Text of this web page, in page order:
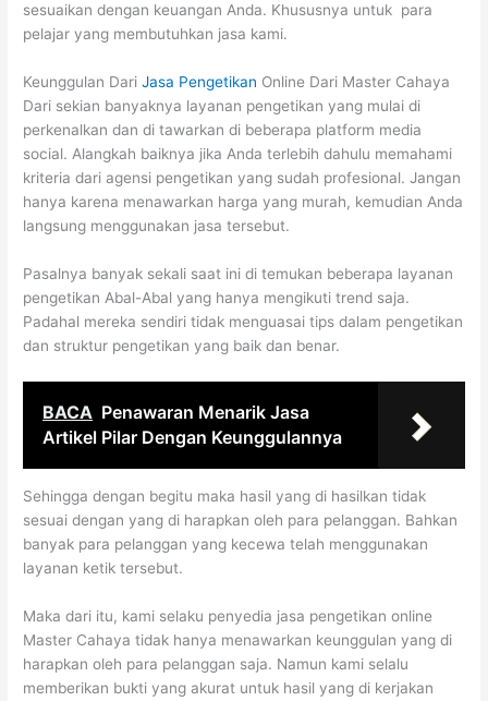
sesuaikan dengan keuangan Anda. Khususnya untuk para
pelajar yang membutuhkan jasa kami.
Keunggulan DariJasa Pengetikan Online Dari Master Cahaya
Dari sekian banyaknya layanan pengetikan yang mulai di
perkenalkan dan di tawarkan di beberapa platform media
social. Alangkah baiknya jika Anda terlebih dahulu memahami
kriteria dari agensi pengetikan yang sudah profesional. Jangan
hanya karena menawarkan harga yang murah, kemudian Anda
langsung menggunakan jasa tersebut.
Pasalnya banyak sekali saat ini di temukan beberapa layanan
pengetikan Abal-Abal yang hanya mengikuti trend saja.
Padahal mereka sendiri tidak menguasai tips dalam pengetikan
dan struktur pengetikan yang baik dan benar.
BACA Penawaran Menarik Jasa
Artikel Pilar Dengan Keunggulannya
Sehingga dengan begitu maka hasil yang di hasilkan tidak
sesuai dengan yang di harapkan oleh para pelanggan. Bahkan
banyak para pelanggan yang kecewa telah menggunakan
layanan ketik tersebut.
Maka dari itu, kami selaku penyedia jasa pengetikan online
Master Cahaya tidak hanya menawarkan keunggulan yang di
harapkan oleh para pelanggan saja. Namun kami selalu
memberikan bukti yang akurat untuk hasil yang di kerjakan